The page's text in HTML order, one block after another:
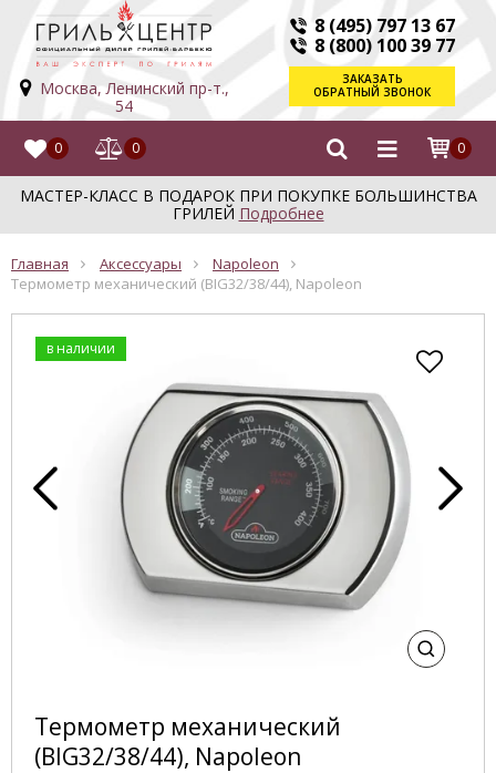
Москва, Ленинский пр-т.,
54
8 (495) 797 13 67
8 (800) 100 39 77
ЗАКАЗАТЬ
ОБРАТНЫЙ ЗВОНОК
0 0 0
МАСТЕР-КЛАСС В ПОДАРОК ПРИ ПОКУПКЕ БОЛЬШИНСТВА
ГРИЛЕЙ Подробнее
Главная Аксессуары
Napoleon
Термометр механический (BIG32/38/44), Napoleon
в наличии
Термометр механический
(BIG32/38/44), Napoleon